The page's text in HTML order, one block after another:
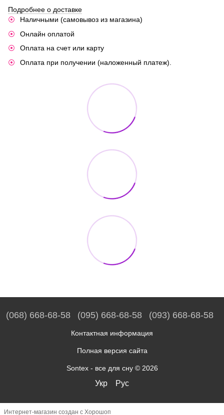
Подробнее о доставке
Наличными (самовывоз из магазина)
Онлайн оплатой
Оплата на счет или карту
Оплата при получении (наложенный платеж).
(068) 668-68-58 (095) 668-68-58 (093) 668-68-58
Контактная информация
Полная версия сайта
Sontex - все для сну © 2026
Укр Рус
Интернет-магазин создан с Хорошоп